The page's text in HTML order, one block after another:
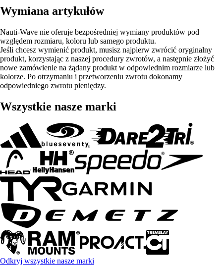
Wymiana artykułów
Nauti-Wave nie oferuje bezpośredniej wymiany produktów pod
względem rozmiaru, koloru lub samego produktu.
Jeśli chcesz wymienić produkt, musisz najpierw zwrócić oryginalny
produkt, korzystając z naszej procedury zwrotów, a następnie złożyć
nowe zamówienie na żądany produkt w odpowiednim rozmiarze lub
kolorze. Po otrzymaniu i przetworzeniu zwrotu dokonamy
odpowiedniego zwrotu pieniędzy.
Wszystkie nasze marki
Odkryj wszystkie nasze marki